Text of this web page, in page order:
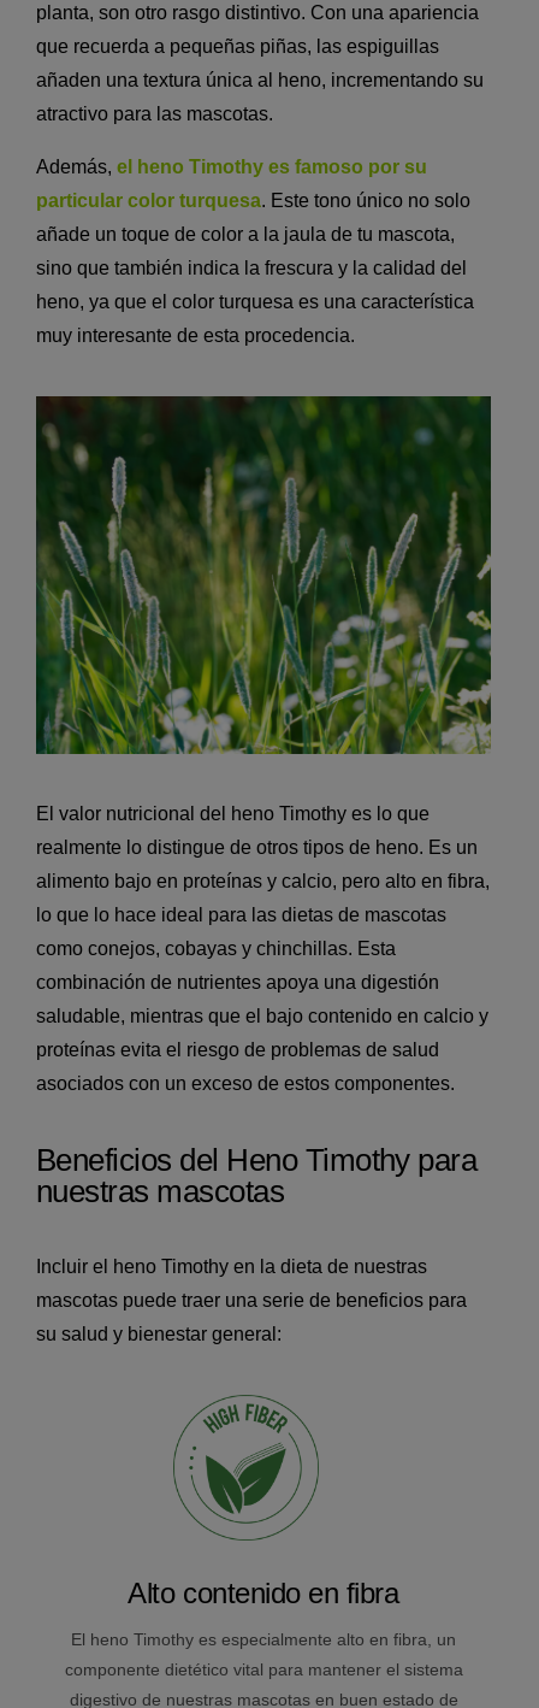
planta, son otro rasgo distintivo. Con una apariencia
que recuerda a pequeñas piñas, las espiguillas
añaden una textura única al heno, incrementando su
atractivo para las mascotas.
Además, el heno Timothy es famoso por su
particular color turquesa. Este tono único no solo
añade un toque de color a la jaula de tu mascota,
sino que también indica la frescura y la calidad del
heno, ya que el color turquesa es una característica
muy interesante de esta procedencia.
El valor nutricional del heno Timothy es lo que
realmente lo distingue de otros tipos de heno. Es un
alimento bajo en proteínas y calcio, pero alto en fibra,
lo que lo hace ideal para las dietas de mascotas
como conejos, cobayas y chinchillas. Esta
combinación de nutrientes apoya una digestión
saludable, mientras que el bajo contenido en calcio y
proteínas evita el riesgo de problemas de salud
asociados con un exceso de estos componentes.
Beneficios del Heno Timothy para
nuestras mascotas
Incluir el heno Timothy en la dieta de nuestras
mascotas puede traer una serie de beneficios para
su salud y bienestar general:
Alto contenido en fibra
El heno Timothy es especialmente alto en fibra, un
componente dietético vital para mantener el sistema
digestivo de nuestras mascotas en buen estado de